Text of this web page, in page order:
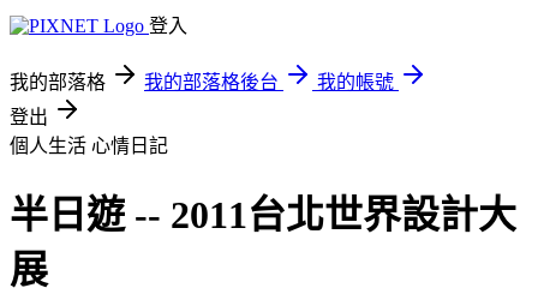
登入
我的部落格 我的部落格後台
我的帳號
登出
個人生活 心情日記
半日遊 -- 2011台北世界設計大
展